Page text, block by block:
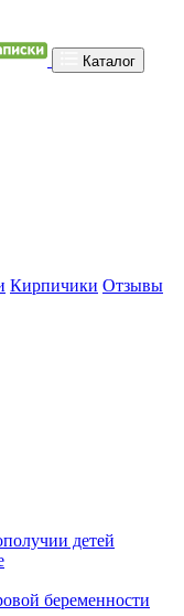
Каталог
Кирпичики Отзывы
детей
беременности